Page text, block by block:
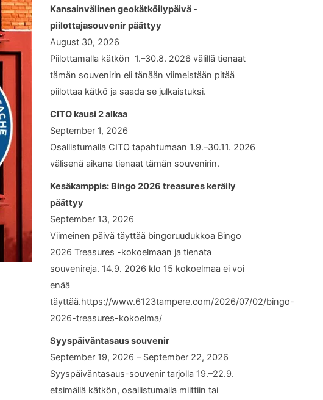
Kansainvälinen geokätköilypäivä -
piilottajasouvenir päättyy
August 30, 2026
Piilottamalla kätkön 1.–30.8. 2026 välillä tienaat
tämän souvenirin eli tänään viimeistään pitää
piilottaa kätkö ja saada se julkaistuksi.
CITO kausi 2 alkaa
September 1, 2026
Osallistumalla CITO tapahtumaan 1.9.–30.11. 2026
välisenä aikana tienaat tämän souvenirin.
Kesäkamppis: Bingo 2026 treasures keräily
päättyy
September 13, 2026
Viimeinen päivä täyttää bingoruudukkoa Bingo
2026 Treasures -kokoelmaan ja tienata
souvenireja. 14.9. 2026 klo 15 kokoelmaa ei voi
enää
täyttää.https://www.6123tampere.com/2026/07/02/bingo-
2026-treasures-kokoelma/
Syyspäiväntasaus souvenir
September 19, 2026 – September 22, 2026
Syyspäiväntasaus-souvenir tarjolla 19.–22.9.
etsimällä kätkön, osallistumalla miittiin tai